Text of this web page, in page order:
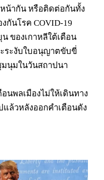
น้ากัน หรือติดต่อกันทั้ง
กันโรค COVID-19
ของเกาหลีใต้เตือน
ะระงับใบอนุญาตขับขี่
นุมในวันสถาปนา
นพลเมืองไม่ให้เดินทาง
ล้วหลังออกคำเตือนดัง